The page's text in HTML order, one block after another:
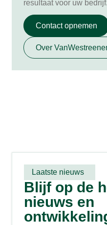
resultaat voor uw bedrijf.
Contact opnemen
Over
Laatste nieuws
Blijf op de
nieuws en